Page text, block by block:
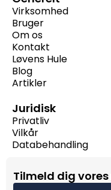
Virksomhed
Bruger
Om os
Kontakt
Løvens Hule
Blog
Artikler
Juridisk
Privatliv
Vilkår
Databehandling
Tilmeld dig